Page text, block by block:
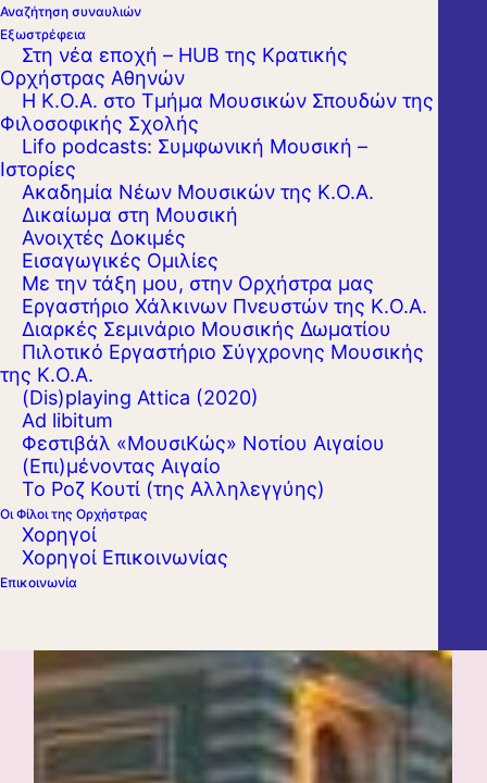
Αναζήτηση συναυλιών
Εξωστρέφεια
Στη νέα εποχή – HUB της Κρατικής
Ορχήστρας Αθηνών
Η Κ.Ο.Α. στο Τμήμα Μουσικών Σπουδών της
Φιλοσοφικής Σχολής
Lifo podcasts: Συμφωνική Μουσική –
Ιστορίες
Ακαδημία Νέων Μουσικών της Κ.Ο.Α.
Δικαίωμα στη Μουσική
Ανοιχτές Δοκιμές
Εισαγωγικές Ομιλίες
Με την τάξη μου, στην Ορχήστρα μας
Εργαστήριo Χάλκινων Πνευστών της Κ.Ο.Α.
Διαρκές Σεμινάριο Μουσικής Δωματίου
Πιλοτικό Εργαστήριο Σύγχρονης Μουσικής
της Κ.Ο.Α.
(Dis)playing Attica (2020)
Ad libitum
Φεστιβάλ «ΜουσιΚώς» Νοτίου Αιγαίου
(Επι)μένοντας Αιγαίο
Το Ροζ Κουτί (της Αλληλεγγύης)
Οι Φίλοι της Ορχήστρας
Χορηγοί
Χορηγοί Επικοινωνίας
Επικοινωνία